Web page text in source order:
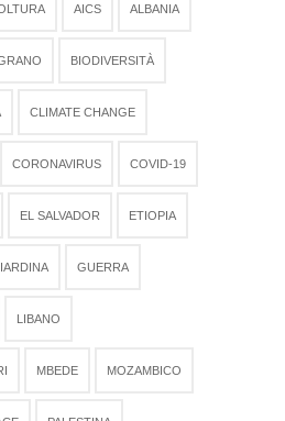
AICS ALBANIA
BIODIVERSITÀ
CLIMATE CHANGE
CORONAVIRUS COVID-19
EL SALVADOR ETIOPIA
GUERRA
LIBANO
MBEDE MOZAMBICO